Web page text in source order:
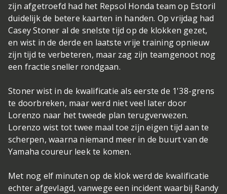
zijn afgetroefd had het Repsol Honda team op Estoril
duidelijk de betere kaarten in handen. Op vrijdag had
Casey Stoner al de snelste tijd op de klokken gezet,
en wist in de derde en laatste vrije training opnieuw
zijn tijd te verbeteren, maar zag zijn teamgenoot nog
een fractie sneller rondgaan.
Stoner wist in de kwalificatie als eerste de 1'38-grens
te doorbreken, maar werd niet veel later door
Lorenzo naar het tweede plan terugverwezen.
Lorenzo wist tot twee maal toe zijn eigen tijd aan te
scherpen, waarna niemand meer in de buurt van de
Yamaha coureur leek te komen.
Met nog elf minuten op de klok werd de kwalificatie
echter afgevlagd, vanwege een incident waarbij Randy